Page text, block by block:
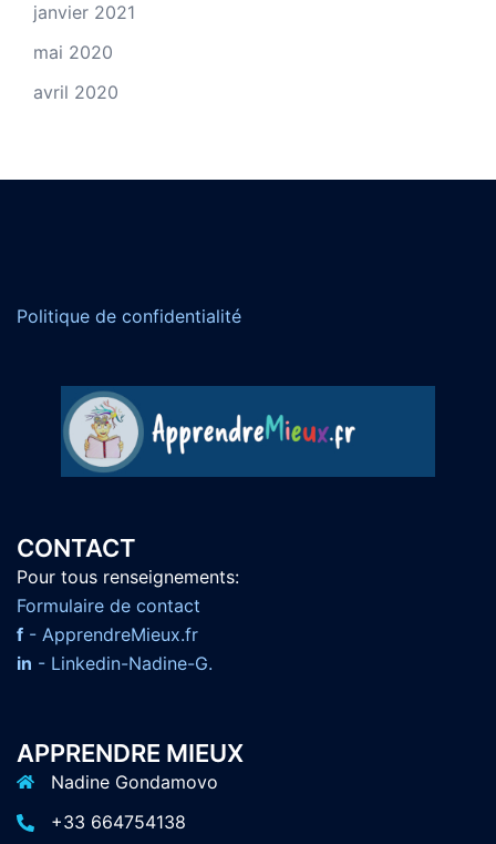
janvier 2021
mai 2020
avril 2020
Politique de confidentialité
CONTACT
Pour tous renseignements:
Formulaire de contact
f - ApprendreMieux.fr
in - Linkedin-Nadine-G.
APPRENDRE MIEUX
Nadine Gondamovo
+33 664754138